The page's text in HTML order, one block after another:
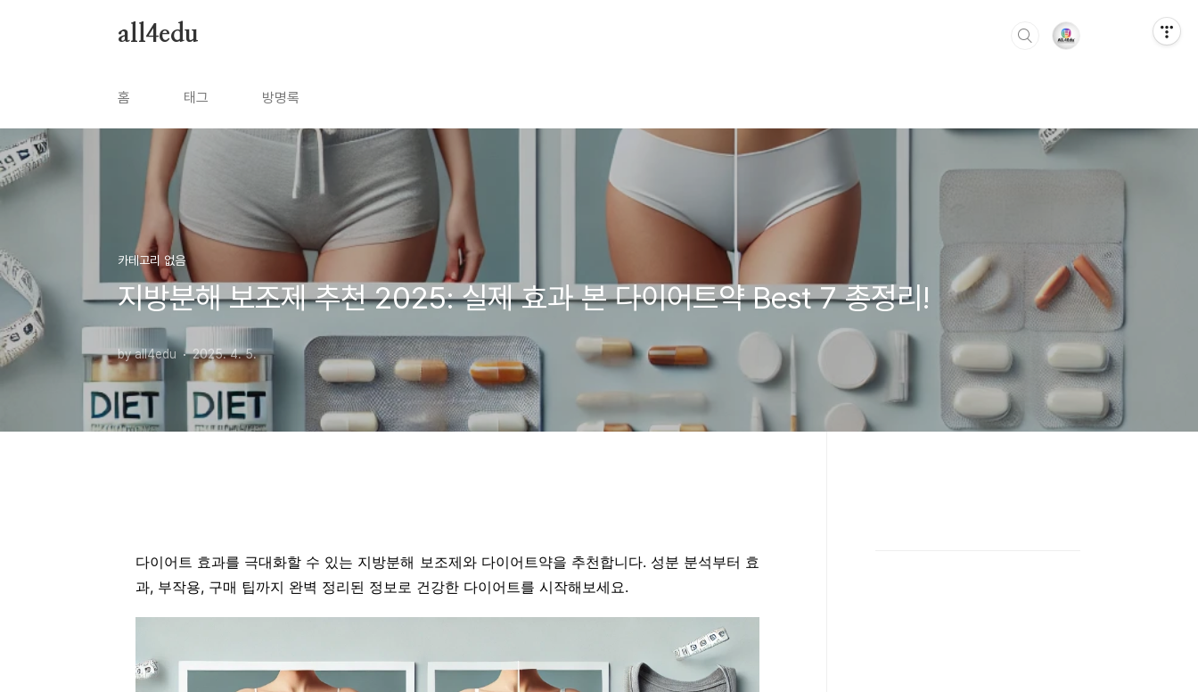
all4edu
홈 태그 방명록
카테고리 없음
지방분해 보조제 추천 2025: 실제 효과 본 다이어트약 Best 7 총정리!
by all4edu 2025. 4. 5.
다이어트 효과를 극대화할 수 있는 지방분해 보조제와 다이어트약을 추천합니다. 성분 분석부터 효
과, 부작용, 구매 팁까지 완벽 정리된 정보로 건강한 다이어트를 시작해보세요.